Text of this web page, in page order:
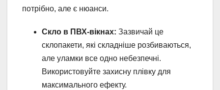
потрібно, але є нюанси.
Скло в ПВХ-вікнах: Зазвичай це
склопакети, які складніше розбиваються,
але уламки все одно небезпечні.
Використовуйте захисну плівку для
максимального ефекту.